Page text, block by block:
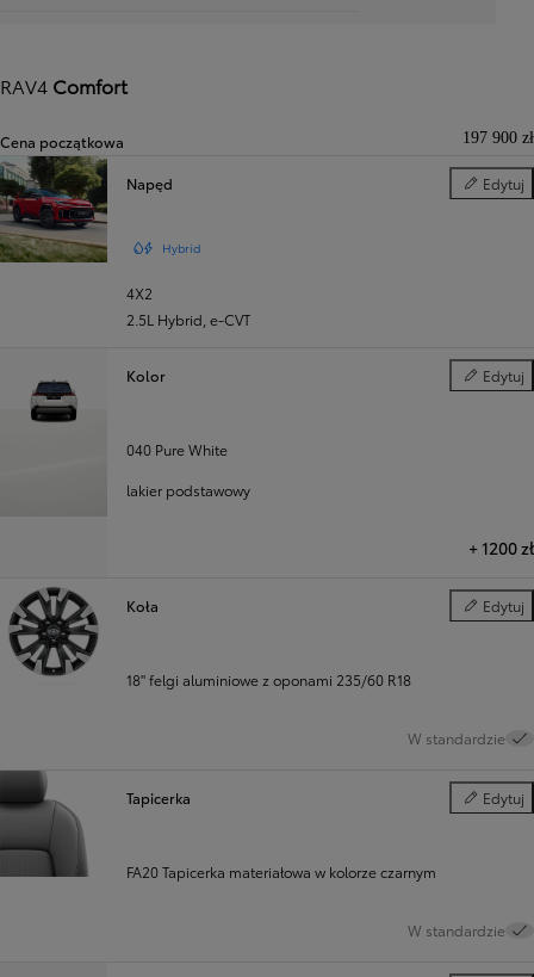
RAV4 Comfort
Cena początkowa 197 900 zł
Napęd Edytuj
Napęd
Hybrid
4X2
2.5L Hybrid e‑CVT
Kolor Edytuj
Kolor
040 Pure White
lakier podstawowy
+1200 zł
Koła Edytuj
Koła
18" felgi aluminiowe z oponami 235/60 R18
W standardzie
Tapicerka Edytuj
Tapicerka
FA20 Tapicerka materiałowa w kolorze czarnym
W standardzie